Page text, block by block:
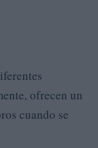
ofrecen un
cuando se